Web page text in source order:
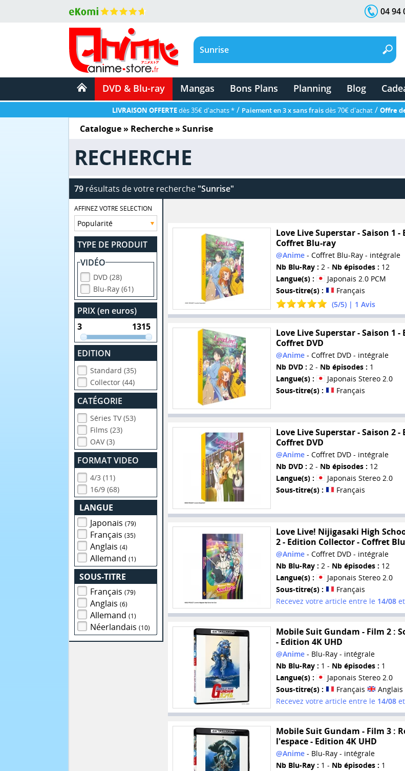
04 94
DVD & Blu-ray Mangas Bons Plans Planning Blog
LIVRAISON OFFERTEdès 35€ d'achats * / Paiement en 3 x sans fraisdès 70€ d'achat / Offre
Catalogue» Recherche » Sunrise
RECHERCHE
79résultats de votre recherche "Sunrise"
AFFINEZ VOTRE SELECTION
TYPE DE PRODUIT
VIDÉO
DVD (28)
Blu-Ray (61)
PRIX (en euros)
EDITION
Standard (35)
Collector (44)
CATÉGORIE
Séries TV (53)
Films (23)
OAV (3)
FORMAT VIDEO
4/3 (11)
16/9 (68)
LANGUE
Japonais(79)
Français(35)
Anglais(4)
Allemand(1)
SOUS-TITRE
Français(79)
Anglais(6)
Allemand(1)
Néerlandais(10)
Love Live Superstar - Saison 1
Coffret Blu-ray
@Anime- Coffret Blu-Ray - intégrale
Nb Blu-Ray : 2 - Nb épisodes : 12
Langue(s) :
Japonais 2.0 PCM
Sous-titre(s) :
Français
(5/5) | 1 Avis
Love Live Superstar - Saison 1
Coffret DVD
@Anime- Coffret DVD - intégrale
Nb DVD : 2 - Nb épisodes : 1
Langue(s) :
Japonais Stereo 2.0
Sous-titre(s) :
Français
Love Live Superstar - Saison 2
Coffret DVD
@Anime- Coffret DVD - intégrale
Nb DVD : 2 - Nb épisodes : 12
Langue(s) :
Japonais Stereo 2.0
Sous-titre(s) :
Français
Love Live! Nijigasaki High
2 - Edition Collector - Coffret
@Anime- Coffret DVD - intégrale
Nb Blu-Ray : 2 - Nb épisodes : 12
Langue(s) :
Japonais Stereo 2.0
Sous-titre(s) :
Français
Recevez votre article entre le 14/08
Mobile Suit Gundam - Film 2 :
- Edition 4K UHD
@Anime- Blu-Ray - intégrale
Nb Blu-Ray : 1 - Nb épisodes : 1
Langue(s) :
Japonais Stereo 2.0
Sous-titre(s) :
Français
Anglais
Recevez votre article entre le 14/08
Mobile Suit Gundam - Film 3 :
l'espace - Edition 4K UHD
@Anime- Blu-Ray - intégrale
Nb Blu-Ray : 1 - Nb épisodes : 1